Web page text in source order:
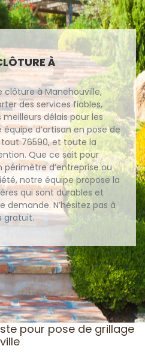
À
clôture à Manehouville,
des services fiables,
délais pour les
d’artisan en pose de
76590, et toute la
Que ce soit pour
périmètre d’entreprise ou
notre équipe propose la
qui sont durables et
demande. N’hésitez pas à
gratuit.
pour pose de grillage